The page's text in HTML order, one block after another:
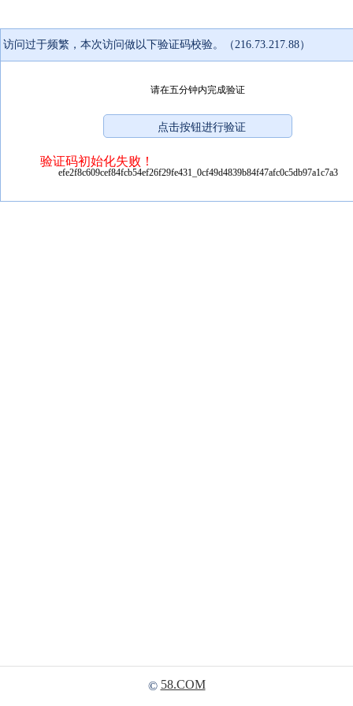
访问过于频繁，本次访问做以下验证码校验。（216.73.217.88）
请在五分钟内完成验证
验证码初始化失败！
efe2f8c609cef84fcb54ef26f29fe431_0cf49d4839b84f47afc0c5db97a1c7a3
© 58.COM